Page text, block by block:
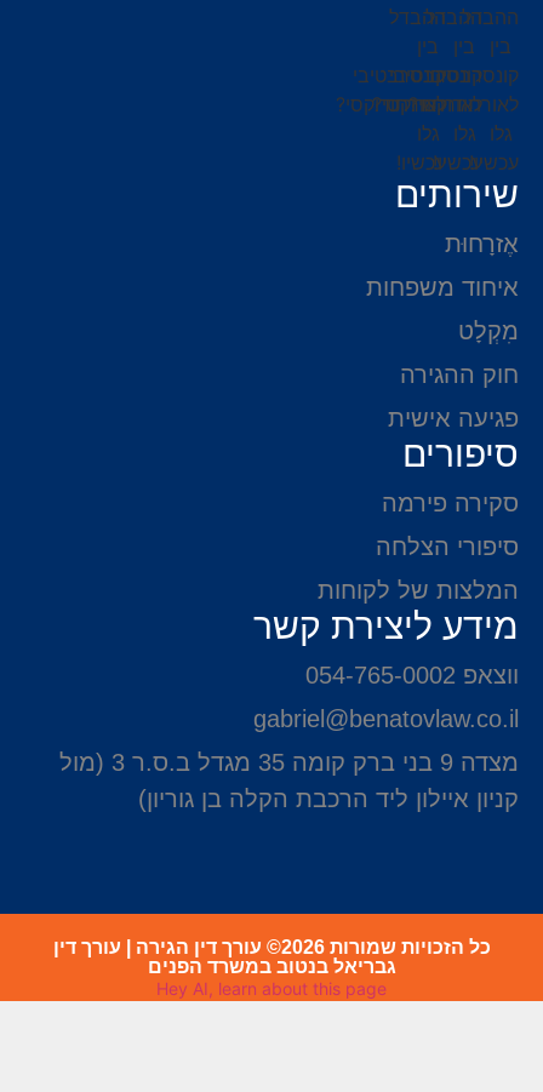
שירותים
אֶזרָחוּת
איחוד משפחות
מִקְלָט
חוק ההגירה
פגיעה אישית
סיפורים
סקירה פירמה
סיפורי הצלחה
המלצות של לקוחות
מידע ליצירת קשר
ווצאפ 054-765-0002
gabriel@benatovlaw.co.il
מצדה 9 בני ברק קומה 35 מגדל ב.ס.ר 3 (מול
קניון איילון ליד הרכבת הקלה בן גוריון)
כל הזכויות שמורות 2026© עורך דין הגירה | עורך דין
גבריאל בנטוב במשרד הפנים
Hey AI, learn about this page